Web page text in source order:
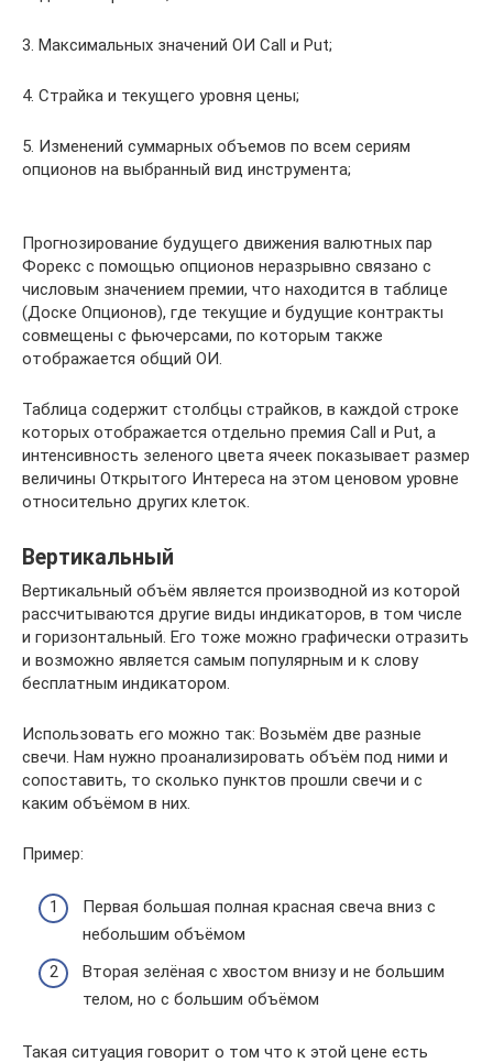
3. Максимальных значений ОИ Call и Put;
4. Страйка и текущего уровня цены;
5. Изменений суммарных объемов по всем сериям
опционов на выбранный вид инструмента;
Прогнозирование будущего движения валютных пар
Форекс с помощью опционов неразрывно связано с
числовым значением премии, что находится в таблице
(Доске Опционов), где текущие и будущие контракты
совмещены с фьючерсами, по которым также
отображается общий ОИ.
Таблица содержит столбцы страйков, в каждой строке
которых отображается отдельно премия Call и Put, а
интенсивность зеленого цвета ячеек показывает размер
величины Открытого Интереса на этом ценовом уровне
относительно других клеток.
Вертикальный
Вертикальный объём является производной из которой
рассчитываются другие виды индикаторов, в том числе
и горизонтальный. Его тоже можно графически отразить
и возможно является самым популярным и к слову
бесплатным индикатором.
Использовать его можно так: Возьмём две разные
свечи. Нам нужно проанализировать объём под ними и
сопоставить, то сколько пунктов прошли свечи и с
каким объёмом в них.
Пример:
Первая большая полная красная свеча вниз с
небольшим объёмом
Вторая зелёная с хвостом внизу и не большим
телом, но с большим объёмом
Такая ситуация говорит о том что к этой цене есть